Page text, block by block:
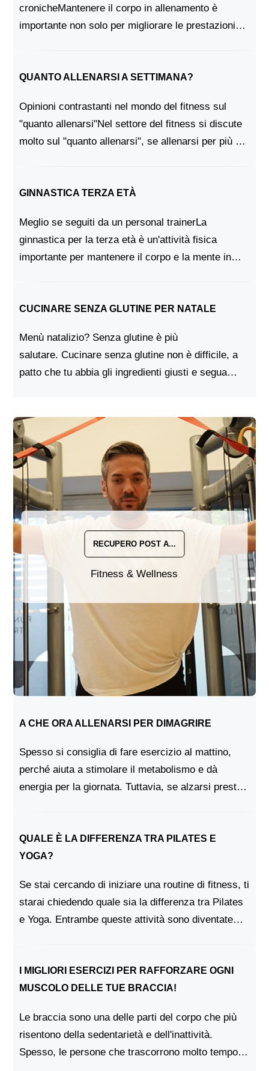
cronicheMantenere il corpo in allenamento è
importante non solo per migliorare le prestazioni
che l'eserc...
QUANTO ALLENARSI A SETTIMANA?
Opinioni contrastanti nel mondo del fitness sul
"quanto allenarsi"Nel settore del fitness si discute
molto sul "quanto allenarsi", se allenarsi per più di
GINNASTICA TERZA ETÀ
Meglio se seguiti da un personal trainerLa
ginnastica per la terza età è un'attività fisica
importante per mantenere il corpo e la mente in
CUCINARE SENZA GLUTINE PER NATALE
Menù natalizio? Senza glutine è più
salutare. Cucinare senza glutine non è difficile, a
patto che tu abbia gli ingredienti giusti e segua
RECUPERO POST A...
Fitness & Wellness
A CHE ORA ALLENARSI PER DIMAGRIRE
Spesso si consiglia di fare esercizio al mattino,
perché aiuta a stimolare il metabolismo e dà
energia per la giornata. Tuttavia, se alzarsi presto
QUALE È LA DIFFERENZA TRA PILATES E
YOGA?
Se stai cercando di iniziare una routine di fitness, ti
starai chiedendo quale sia la differenza tra Pilates
e Yoga. Entrambe queste attività sono diventate
I MIGLIORI ESERCIZI PER RAFFORZARE OGNI
MUSCOLO DELLE TUE BRACCIA!
Le braccia sono una delle parti del corpo che più
risentono della sedentarietà e dell'inattività.
Spesso, le persone che trascorrono molto tempo